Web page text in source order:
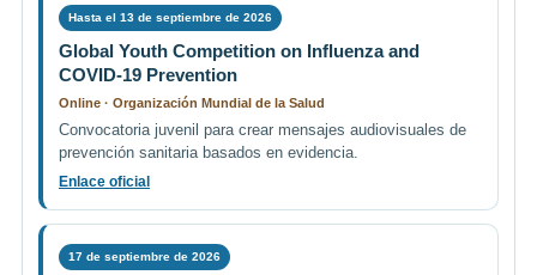
Hasta el 13 de septiembre de 2026
Global Youth Competition on Influenza and
COVID-19 Prevention
Online · Organización Mundial de la Salud
Convocatoria juvenil para crear mensajes audiovisuales de
prevención sanitaria basados en evidencia.
Enlace oficial
17 de septiembre de 2026